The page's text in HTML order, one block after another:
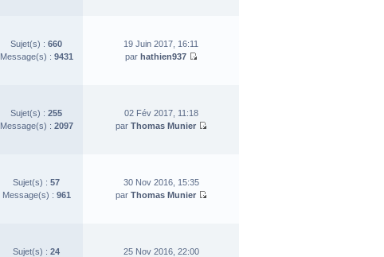
Sujet(s) : 660
Message(s) : 9431
19 Juin 2017, 16:11
par hathien937
Sujet(s) : 255
Message(s) : 2097
02 Fév 2017, 11:18
par Thomas Munier
Sujet(s) : 57
Message(s) : 961
30 Nov 2016, 15:35
par Thomas Munier
Sujet(s) : 24
25 Nov 2016, 22:00